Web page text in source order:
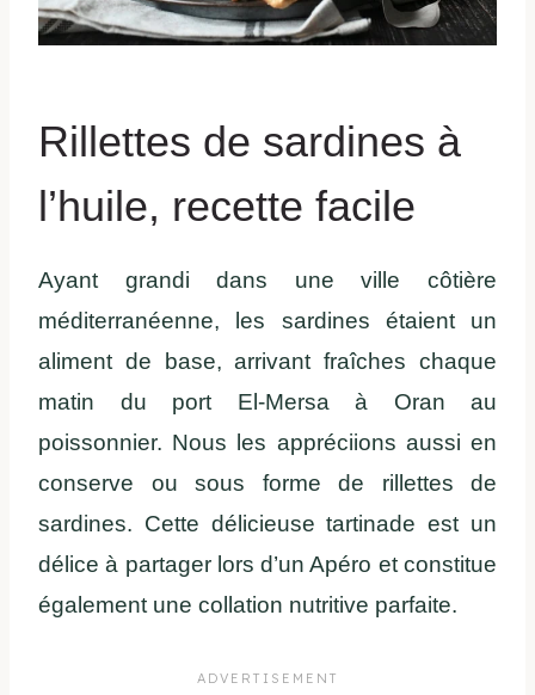
Rillettes de sardines à
l’huile, recette facile
Ayant grandi dans une ville côtière
méditerranéenne, les sardines étaient un
aliment de base, arrivant fraîches chaque
matin du port El-Mersa à Oran au
poissonnier. Nous les appréciions aussi en
conserve ou sous forme de rillettes de
sardines. Cette délicieuse tartinade est un
délice à partager lors d’un Apéro et constitue
également une collation nutritive parfaite.